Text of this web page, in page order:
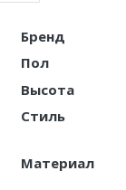
Бренд
Пол
Высота
Стиль
Материал